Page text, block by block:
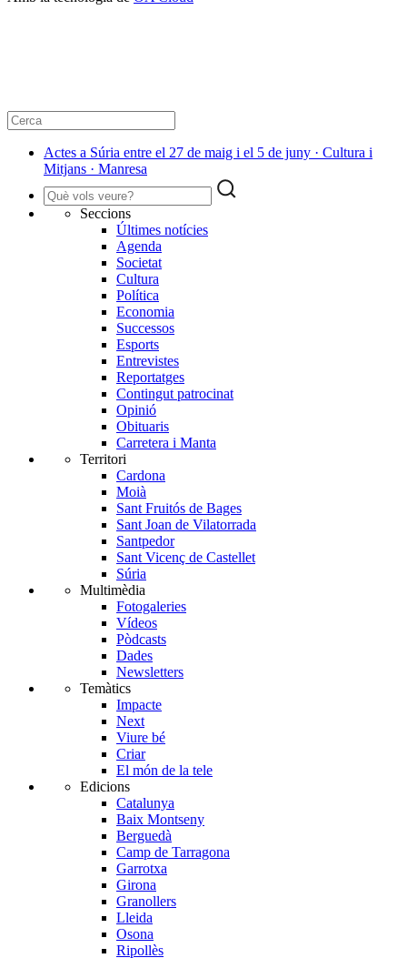
Actes a Súria entre el 27 de maig i el 5 de juny · Cultura i
Mitjans · Manresa
Seccions
Últimes notícies
Agenda
Societat
Cultura
Política
Economia
Successos
Esports
Entrevistes
Reportatges
Contingut patrocinat
Opinió
Obituaris
Carretera i Manta
Territori
Cardona
Moià
Sant Fruitós de Bages
Sant Joan de Vilatorrada
Santpedor
Sant Vicenç de Castellet
Súria
Multimèdia
Fotogaleries
Vídeos
Pòdcasts
Dades
Newsletters
Temàtics
Impacte
Next
Viure bé
Criar
El món de la tele
Edicions
Catalunya
Baix Montseny
Berguedà
Camp de Tarragona
Garrotxa
Girona
Granollers
Lleida
Osona
Ripollès